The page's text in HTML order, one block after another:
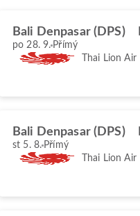
Bali Denpasar (DPS)
po 28. 9. Přímý
Thai Lion Air
Bali Denpasar (DPS)
st 5. 8. Přímý
Thai Lion Air